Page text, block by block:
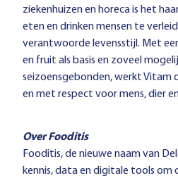
ziekenhuizen en horeca is het
eten en drinken mensen te
verantwoorde levensstijl.​ Met
en fruit als basis en zoveel
seizoensgebonden, werkt Vitam
en met respect voor mens, dier
Over Fooditis
Fooditis, de nieuwe naam van
kennis, data en digitale tools om